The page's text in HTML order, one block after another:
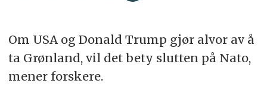
Om USA og Donald Trump gjør alvor av å
ta Grønland, vil det bety slutten på Nato,
mener forskere.